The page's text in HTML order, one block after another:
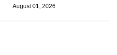
August 01, 2026